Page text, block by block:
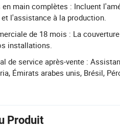
main complètes : Incluent
l'assistance à la production.
de 18 mois : La
installations.
de service après-vente :
Émirats arabes unis, Brésil,
Produit